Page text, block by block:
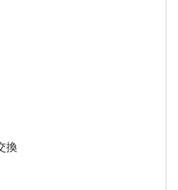
換